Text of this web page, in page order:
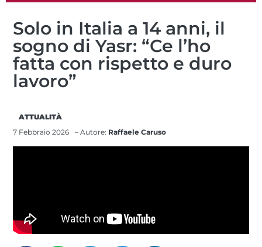
Solo in Italia a 14 anni, il
sogno di Yasr: “Ce l’ho
fatta con rispetto e duro
lavoro”
ATTUALITÀ
7 Febbraio 2026
– Autore: Raffaele Caruso